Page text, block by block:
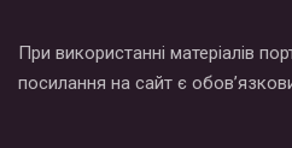
При використанні матеріалів
посилання на сайт є